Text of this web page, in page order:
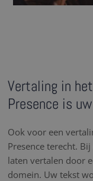
Vertaling in
Presence is
Ook voor een
Presence terecht.
laten vertalen door
domein. Uw tekst